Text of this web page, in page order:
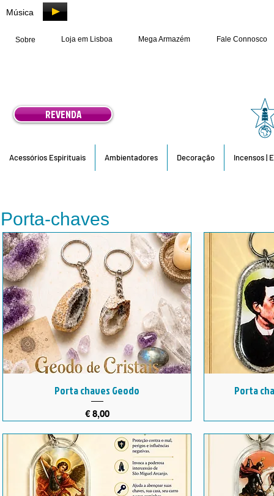
Música
Sobre Loja em Lisboa Mega Armazém Fale Connosco
REVENDA
Acessórios Espirituais Ambientadores Decoração Incensos |
Porta-chaves
Porta chaves Geodo
Preço
€ 8,00
Porta